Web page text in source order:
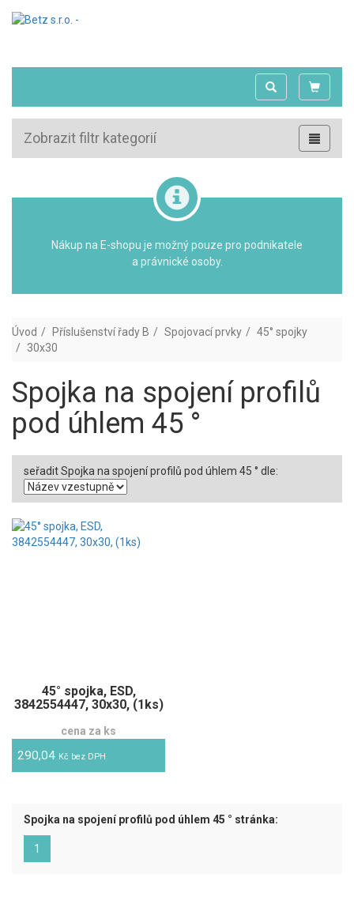
Zobrazit filtr kategorií
Nákup na E-shopu je možný pouze pro podnikatele
a právnické osoby.
Úvod Příslušenství řady B Spojovací prvky
45° spojky
30x30
Spojka na spojení profilů
pod úhlem 45 °
seřadit Spojka na spojení profilů pod úhlem 45 ° dle:
45° spojka, ESD,
3842554447, 30x30, (1ks)
cena za ks
290,04 Kč bez DPH
Spojka na spojení profilů pod úhlem 45 ° stránka:
1